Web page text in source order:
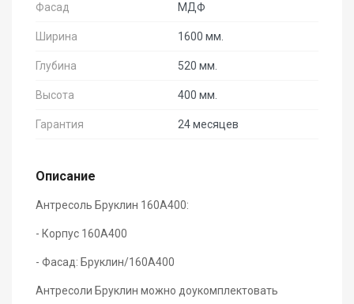
Фасад МДФ
Ширина 1600 мм.
Глубина 520 мм.
Высота 400 мм.
Гарантия 24 месяцев
Описание
Антресоль Бруклин 160А400:
- Корпус 160А400
- Фасад: Бруклин/160А400
Антресоли Бруклин можно доукомплектовать